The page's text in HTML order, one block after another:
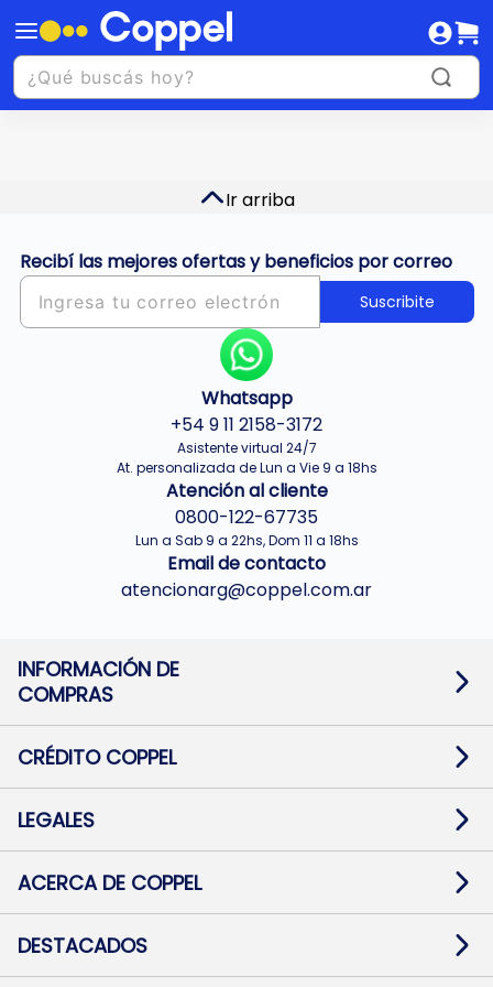
Ir arriba
Recibí las mejores ofertas y beneficios por correo
Suscribite
Whatsapp
+54 9 11 2158-3172
Asistente virtual 24/7
At. personalizada de Lun a Vie 9 a 18hs
Atención al cliente
0800-122-67735
Lun a Sab 9 a 22hs, Dom 11 a 18hs
Email de contacto
atencionarg@coppel.com.ar
INFORMACIÓN DE
COMPRAS
Términos y condiciones
Botón de arrepentimiento
Mapa de sitio
CRÉDITO COPPEL
Solicitar Crédito
Medios de Pago
Pago Fácil Online
LEGALES
Baja contratos
Defensa al consumidor CABA
ACERCA DE COPPEL
Trabajá con Nosotros
Preguntas Frecuentes
DESTACADOS